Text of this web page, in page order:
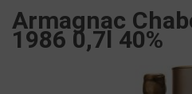
Armagnac
1986 0,7l 40%